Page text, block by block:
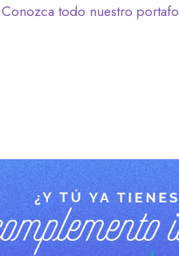
Conozca todo nuestro